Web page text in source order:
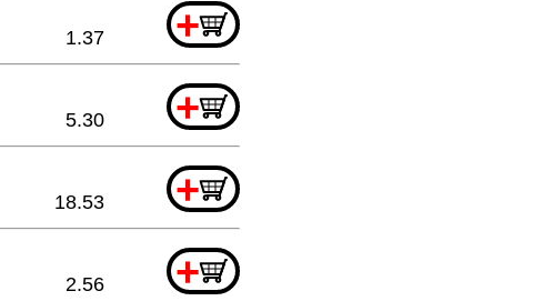
+
1.37
+
5.30
+
18.53
+
2.56